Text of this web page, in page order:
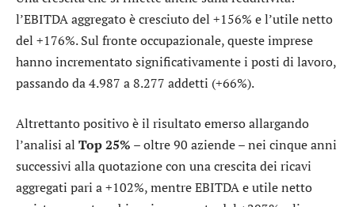
l’EBITDA aggregato è cresciuto del +156% e l’utile netto
del +176%. Sul fronte occupazionale, queste imprese
hanno incrementato significativamente i posti di lavoro,
passando da 4.987 a 8.277 addetti (+66%).
Altrettanto positivo è il risultato emerso allargando
l’analisi al Top 25% – oltre 90 aziende – nei cinque anni
successivi alla quotazione con una crescita dei ricavi
aggregati pari a +102%, mentre EBITDA e utile netto